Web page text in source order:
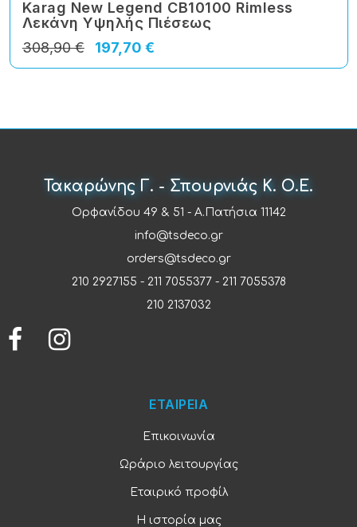
Karag New Legend CB10100 Rimless
Λεκάνη Υψηλής Πιέσεως
197,70 €
308,90 €
Τακαρώνης Γ. - Σπουρνιάς Κ. Ο.Ε.
Ορφανίδου 49 & 51 - Α.Πατήσια 11142
info@tsdeco.gr
orders@tsdeco.gr
210 2927155 - 211 7055377- 211 7055378
210 2137032
ΕΤΑΙΡΕΙΑ
Επικοινωνία
Ωράριο λειτουργίας
Εταιρικό προφίλ
Η ιστορία μας